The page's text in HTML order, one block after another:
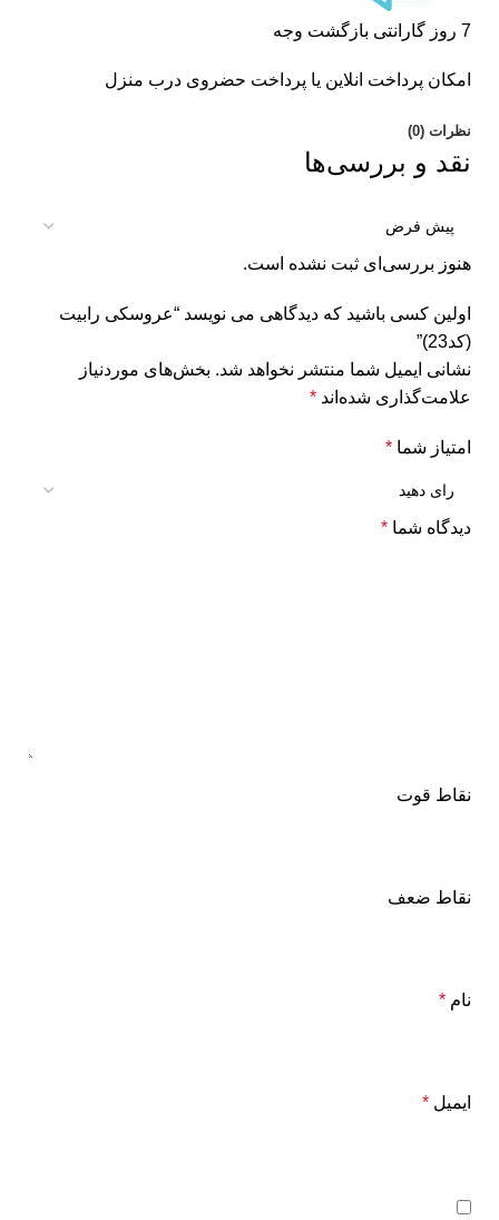
7 روز گارانتی بازگشت وجه
امکان پرداخت انلاین یا پرداخت حضروی درب منزل
نظرات (0)
نقد و بررسی‌ها
هنوز بررسی‌ای ثبت نشده است.
اولین کسی باشید که دیدگاهی می نویسد “عروسکی رابیت
(کد23)”
نشانی ایمیل شما منتشر نخواهد شد. بخش‌های موردنیاز
علامت‌گذاری شده‌اند *
امتیاز شما *
دیدگاه شما *
نقاط قوت
نقاط ضعف
نام *
ایمیل *